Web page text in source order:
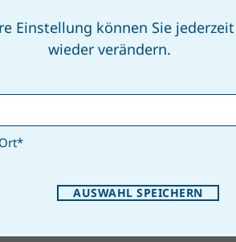
Einstellung können Sie jederzeit
wieder verändern.
*
AUSWAHL SPEICHERN